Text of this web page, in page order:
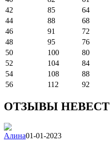
42
85 64
44
88 68
46
91 72
48
95 76
50
100 80
52
104 84
54
108 88
56
112 92
ОТЗЫВЫ НЕВЕСТ
Алина01-01-2023